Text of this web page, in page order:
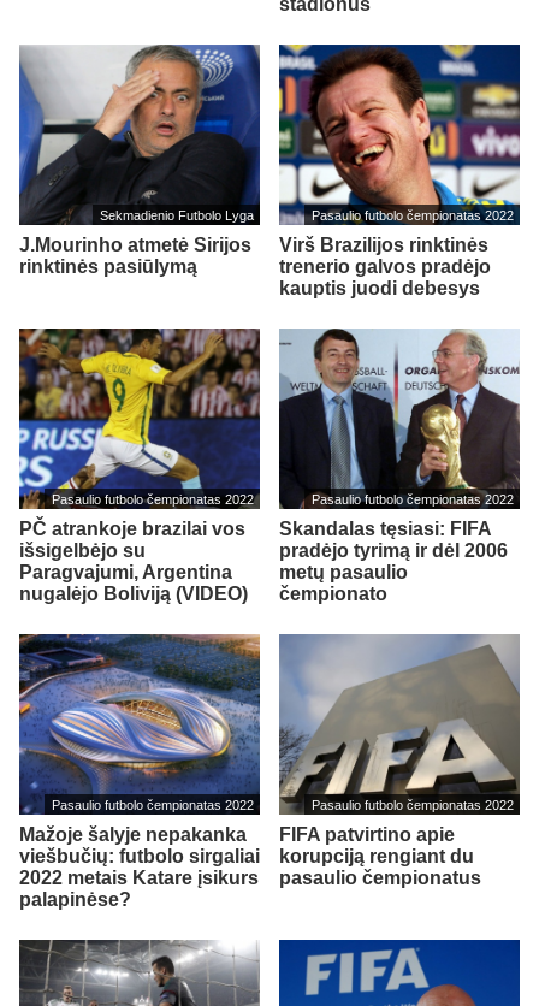
Sekmadienio Futbolo Lyga
J.Mourinho atmetė Sirijos
rinktinės pasiūlymą
Pasaulio futbolo čempionatas 2022
Virš Brazilijos rinktinės
trenerio galvos pradėjo
kauptis juodi debesys
Pasaulio futbolo čempionatas 2022
PČ atrankoje brazilai vos
išsigelbėjo su
Paragvajumi, Argentina
nugalėjo Boliviją (VIDEO)
Pasaulio futbolo čempionatas 2022
Skandalas tęsiasi: FIFA
pradėjo tyrimą ir dėl 2006
metų pasaulio
čempionato
Pasaulio futbolo čempionatas 2022
Mažoje šalyje nepakanka
viešbučių: futbolo sirgaliai
2022 metais Katare įsikurs
palapinėse?
Pasaulio futbolo čempionatas 2022
FIFA patvirtino apie
korupciją rengiant du
pasaulio čempionatus